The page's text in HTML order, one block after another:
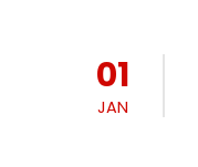
01
JAN